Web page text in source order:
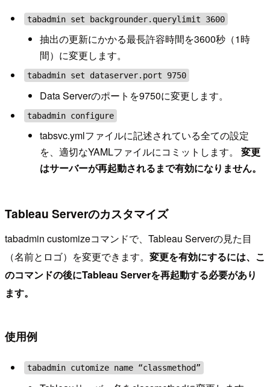
tabadmin set backgrounder.querylimit 3600
抽出の更新にかかる最長許容時間を3600秒（1時
間）に変更します。
tabadmin set dataserver.port 9750
Data Serverのポートを9750に変更します。
tabadmin configure
tabsvc.ymlファイルに記述されている全ての設定
を、適切なYAMLファイルにコミットします。 変更
はサーバーが再起動されるまで有効になりません。
Tableau Serverのカスタマイズ
tabadmin customizeコマンドで、Tableau Serverの見た目
（名前とロゴ）を変更できます。 変更を有効にするには、こ
のコマンドの後にTableau Serverを再起動する必要があり
ます。
使用例
tabadmin cutomize name “classmethod”